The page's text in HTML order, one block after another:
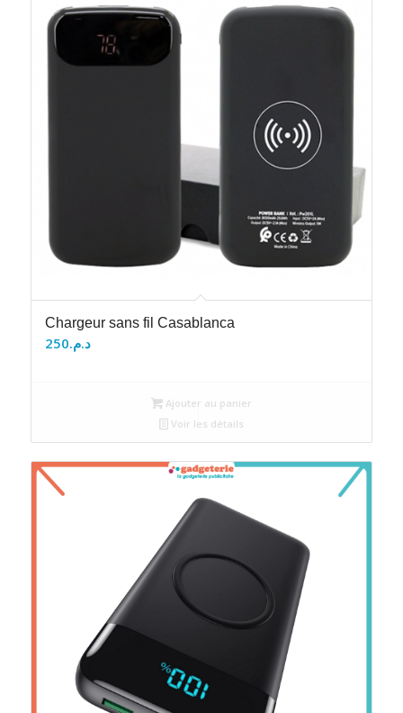
Chargeur sans fil Casablanca
د.م.250
Ajouter au panier
Voir les détails